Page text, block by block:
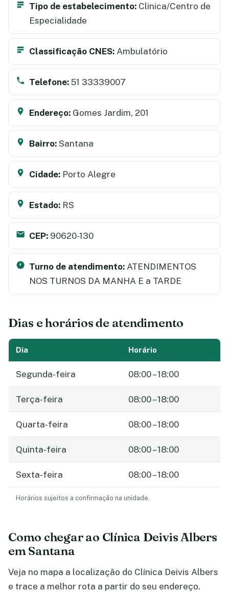
Tipo de estabelecimento: Clinica/Centro de
Especialidade
Classificação CNES: Ambulatório
Telefone: 51 33339007
Endereço: Gomes Jardim, 201
Bairro: Santana
Cidade: Porto Alegre
Estado: RS
CEP: 90620-130
Turno de atendimento: ATENDIMENTOS
NOS TURNOS DA MANHA E a TARDE
Dias e horários de atendimento
Dia Horário
Segunda-feira 08:00 – 18:00
Terça-feira 08:00 – 18:00
Quarta-feira 08:00 – 18:00
Quinta-feira 08:00 – 18:00
Sexta-feira 08:00 – 18:00
Horários sujeitos a confirmação na unidade.
Como chegar ao Clínica Deivis Albers
em Santana
Veja no mapa a localização do Clínica Deivis Albers
e trace a melhor rota a partir do seu endereço.